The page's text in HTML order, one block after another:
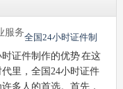
全国24小时证件制
作：优质高效的专业
服务
证件制作的优势 在这
里，全国24小时证件
多人的首选。首先，